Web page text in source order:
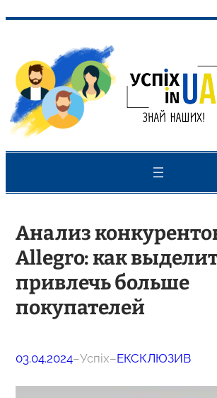
вмісту
Анализ
Allegro: как
привлечь больше
покупателей
03.04.2024–Успіх–ЕКСКЛЮЗИВ